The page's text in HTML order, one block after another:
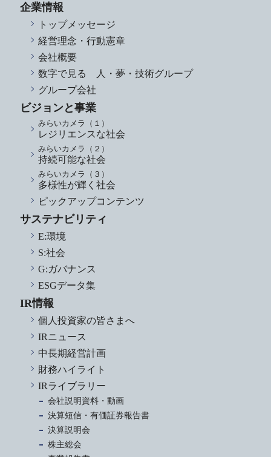
企業情報
トップメッセージ
経営理念・行動憲章
会社概要
数字で見る 人・夢・技術グループ
グループ会社
ビジョンと事業
みらいカメラ（１）
レジリエンスな社会
みらいカメラ（２）
持続可能な社会
みらいカメラ（３）
多様性が輝く社会
ピックアップコンテンツ
サステナビリティ
E:環境
S:社会
G:ガバナンス
ESGデータ集
IR情報
個人投資家の皆さまへ
IRニュース
中長期経営計画
財務ハイライト
IRライブラリー
会社説明資料・動画
決算短信・有価証券報告書
決算説明会
株主総会